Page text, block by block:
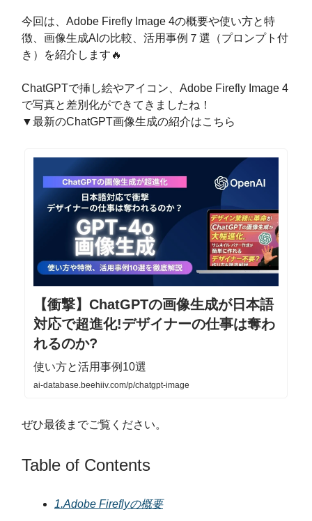
今回は、Adobe Firefly Image 4の概要や使い方と特
徴、画像生成AIの比較、活用事例７選（プロンプト付
き）を紹介します🔥
ChatGPTで挿し絵やアイコン、Adobe Firefly Image 4
で写真と差別化ができてきましたね！
▼最新のChatGPT画像生成の紹介はこちら
【衝撃】ChatGPTの画像生成が日本語
対応で超進化!デザイナーの仕事は奪わ
れるのか?
使い方と活用事例10選
ai-database.beehiiv.com/p/chatgpt-image
ぜひ最後までご覧ください。
Table of Contents
1.Adobe Fireflyの概要